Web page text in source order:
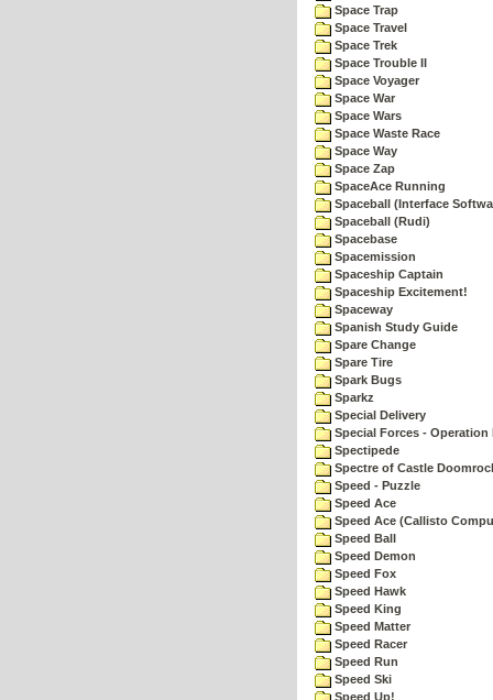
Space Trap
Space Travel
Space Trek
Space Trouble II
Space Voyager
Space War
Space Wars
Space Waste Race
Space Way
Space Zap
SpaceAce Running
Spaceball (Interface
Spaceball (Rudi)
Spacebase
Spacemission
Spaceship Captain
Spaceship Excitement!
Spaceway
Spanish Study Guide
Spare Change
Spare Tire
Spark Bugs
Sparkz
Special Delivery
Special Forces - Operation
Spectipede
Spectre of Castle
Speed - Puzzle
Speed Ace
Speed Ace (Callisto
Speed Ball
Speed Demon
Speed Fox
Speed Hawk
Speed King
Speed Matter
Speed Racer
Speed Run
Speed Ski
Speed Up!